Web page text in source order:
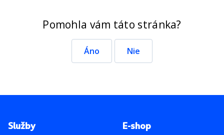
Pomohla vám táto stránka?
Áno Nie
Pätička stránky
Služby E-shop